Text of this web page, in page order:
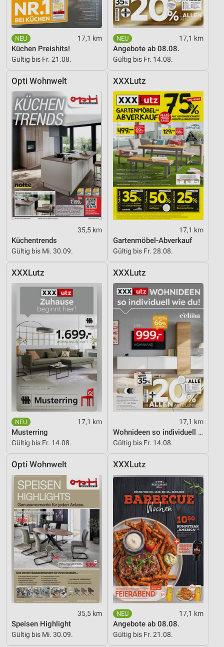
17,1 km
Küchen Preishits!
Gültig bis Fr. 21.08.
17,1 km
Angebote ab 08.08.
Gültig bis Fr. 14.08.
Opti Wohnwelt
35,5 km
Küchentrends
Gültig bis Mi. 30.09.
XXXLutz
17,1 km
Gartenmöbel-Abverkauf
Gültig bis Fr. 28.08.
XXXLutz
17,1 km
Musterring
Gültig bis Fr. 14.08.
XXXLutz
17,1 km
Wohnideen so individuell wie du!
Gültig bis Fr. 14.08.
Opti Wohnwelt
35,5 km
Speisen Highlight
Gültig bis Mi. 30.09.
XXXLutz
17,1 km
Angebote ab 08.08.
Gültig bis Fr. 21.08.